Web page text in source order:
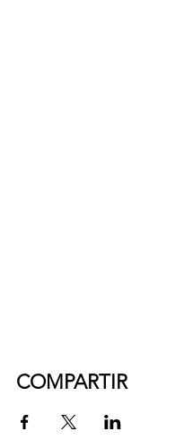
COMPARTIR